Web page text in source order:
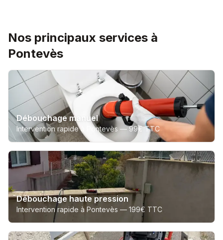
Nos principaux services à
Pontevès
Débouchage manuel
Intervention rapide à Pontevès —99€ TTC
Débouchage haute pression
Intervention rapide à Pontevès — 199€ TTC